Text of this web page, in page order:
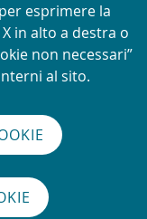
Cerca
nel
esprimere la
in alto a destra o
non necessari”
al sito.